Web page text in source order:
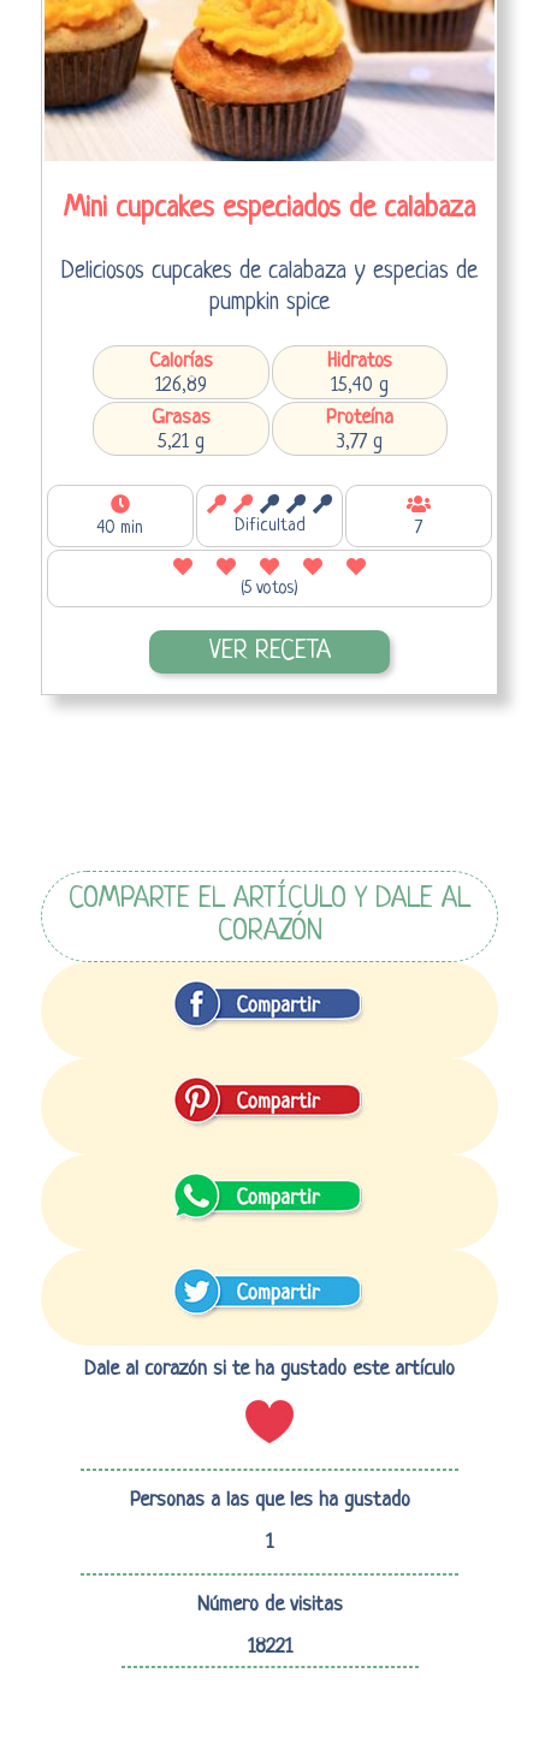
Mini cupcakes especiados de calabaza
Deliciosos cupcakes de calabaza y especias de
pumpkin spice
Calorías
126,89
Hidratos
15,40 g
Grasas
5,21 g
Proteína
3,77 g
40 min Dificultad 7
(5 votos)
VER RECETA
COMPARTE EL ARTÍCULO Y DALE AL
CORAZÓN
Dale al corazón si te ha gustado este artículo
Personas a las que les ha gustado
1
Número de visitas
18221